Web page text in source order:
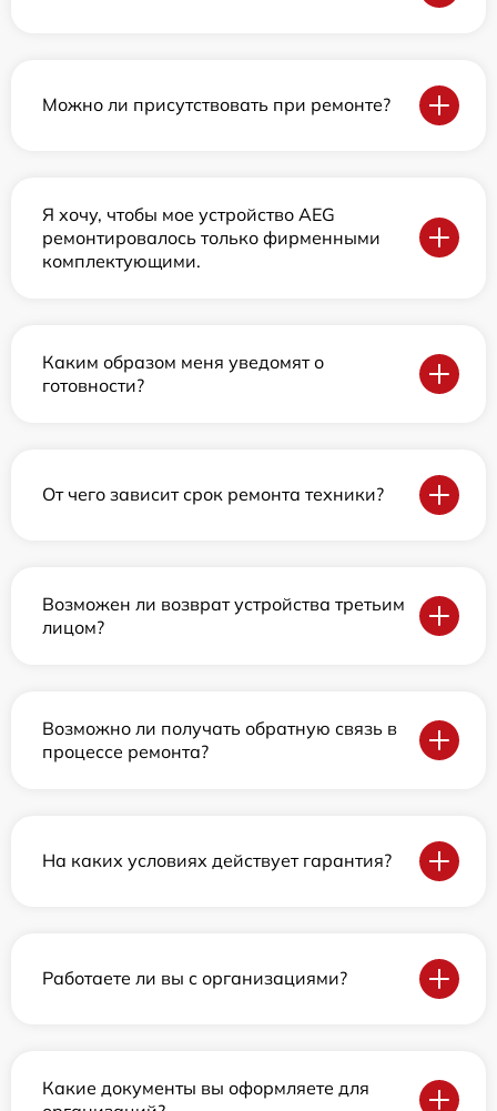
Можно ли присутствовать при ремонте?
Я хочу, чтобы мое устройство AEG
ремонтировалось только фирменными
комплектующими.
Каким образом меня уведомят о
готовности?
От чего зависит срок ремонта техники?
Возможен ли возврат устройства третьим
лицом?
Возможно ли получать обратную связь в
процессе ремонта?
На каких условиях действует гарантия?
Работаете ли вы с организациями?
Какие документы вы оформляете для